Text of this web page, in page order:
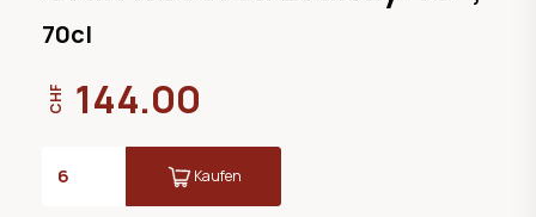
70cl
CHF 144.00
Kaufen